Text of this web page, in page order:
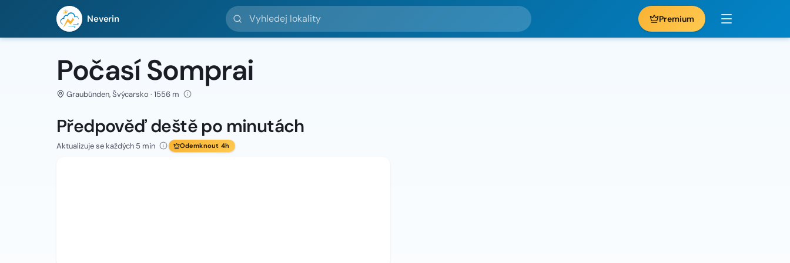
Neverin
Vyhledej lokality
Premium
Počasí Somprai
Graubünden, Švýcarsko · 1556 m
Předpověď deště po minutách
Aktualizuje se každých 5 min Odemknout 4h